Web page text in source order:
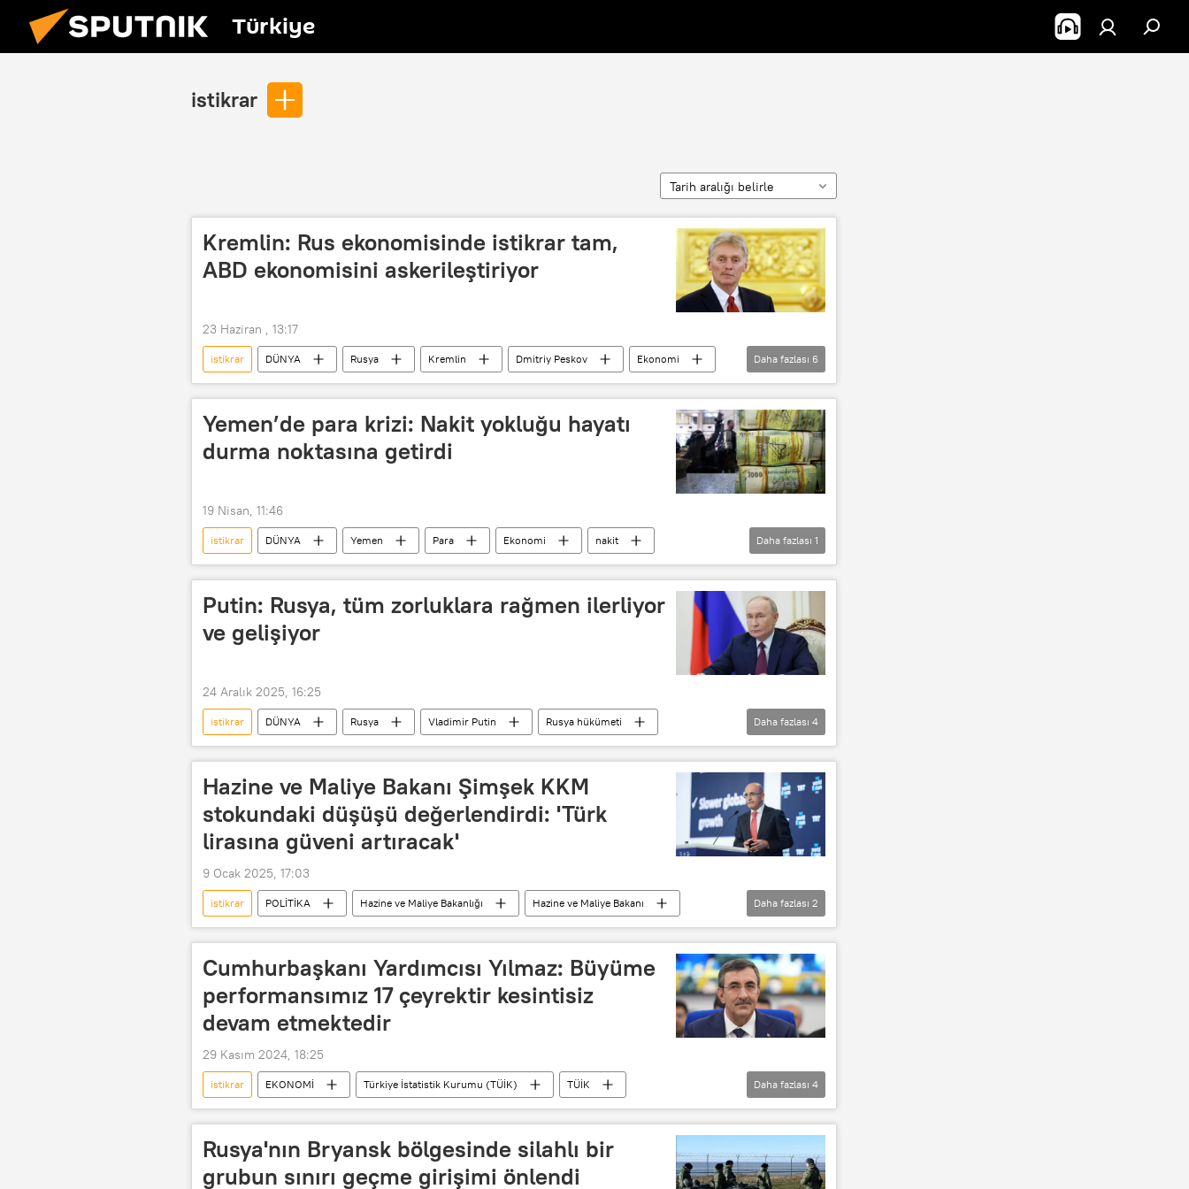
Türkiye
istikrar
Tarih aralığı belirle
Kremlin: Rus ekonomisinde istikrar tam,
ABD ekonomisini askerileştiriyor
23 Haziran , 13:17
istikrar DÜNYA Rusya Kremlin Dmitriy Peskov
Ekonomi
ABD
Donald Trump Tomahawk Patriot İran Ukrayna
Daha fazlası 6
Yemen’de para krizi: Nakit yokluğu hayatı
durma noktasına getirdi
19 Nisan, 11:46
istikrar DÜNYA Yemen Para Ekonomi
nakit
Ekonomik kriz
Daha fazlası 1
Putin: Rusya, tüm zorluklara rağmen ilerliyor
ve gelişiyor
24 Aralık 2025, 16:25
istikrar DÜNYA Rusya Vladimir Putin
Rusya hükümeti
Mihail Mişustin
Rus ekonomisi Enflasyon Toplantı
Daha fazlası 4
Hazine ve Maliye Bakanı Şimşek KKM
stokundaki düşüşü değerlendirdi: 'Türk
lirasına güveni artıracak'
9 Ocak 2025, 17:03
istikrar POLİTİKA Hazine ve Maliye Bakanlığı
Hazine ve Maliye Bakanı
Mehmet Şimşek
Kur Korumalı Mevduat (KKM)
Daha fazlası 2
Cumhurbaşkanı Yardımcısı Yılmaz: Büyüme
performansımız 17 çeyrektir kesintisiz
devam etmektedir
29 Kasım 2024, 18:25
istikrar EKONOMİ Türkiye İstatistik Kurumu (TÜİK)
TÜİK
Orta Vadeli Program (OVP)
Cevdet Yılmaz Büyüme Enflasyon
Daha fazlası 4
Rusya'nın Bryansk bölgesinde silahlı bir
grubun sınırı geçme girişimi önlendi